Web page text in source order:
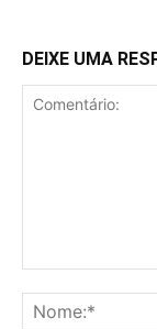
DEIXE UMA